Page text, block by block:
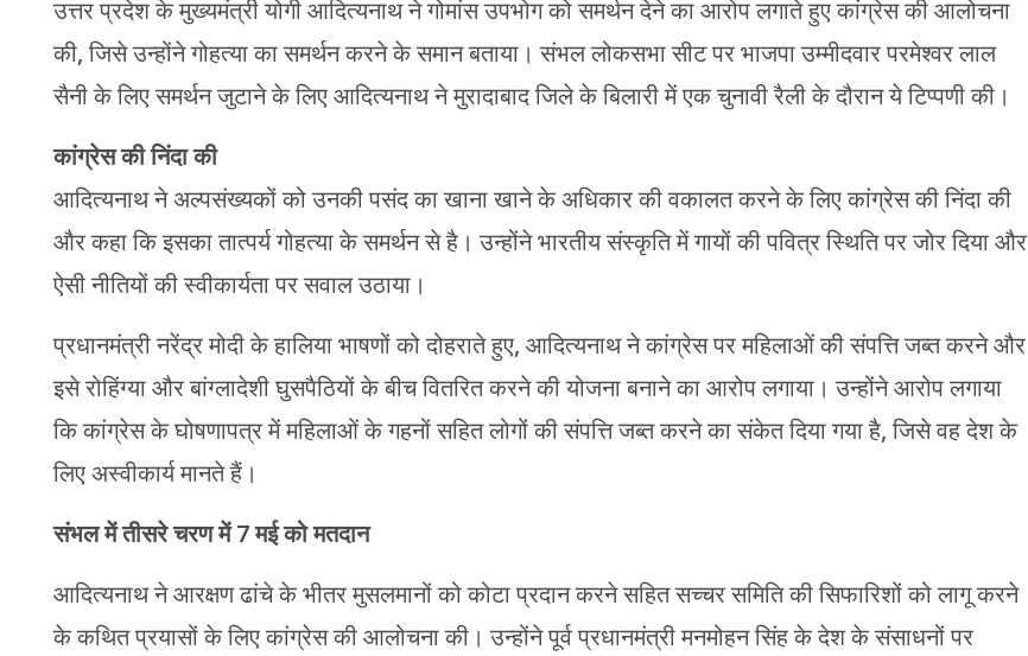
उत्तर प्रदेश के मुख्यमंत्री योगी आदित्यनाथ ने गोमांस उपभोग को समर्थन देने का आरोप लगाते हुए कांग्रेस की आलोचना
की, जिसे उन्होंने गोहत्या का समर्थन करने के समान बताया। संभल लोकसभा सीट पर भाजपा उम्मीदवार परमेश्वर लाल
सैनी के लिए समर्थन जुटाने के लिए आदित्यनाथ ने मुरादाबाद जिले के बिलारी में एक चुनावी रैली के दौरान ये टिप्पणी की।
कांग्रेस की निंदा की
आदित्यनाथ ने अल्पसंख्यकों को उनकी पसंद का खाना खाने के अधिकार की वकालत करने के लिए कांग्रेस की निंदा की
और कहा कि इसका तात्पर्य गोहत्या के समर्थन से है। उन्होंने भारतीय संस्कृति में गायों की पवित्र स्थिति पर जोर दिया और
ऐसी नीतियों की स्वीकार्यता पर सवाल उठाया।
प्रधानमंत्री नरेंद्र मोदी के हालिया भाषणों को दोहराते हुए, आदित्यनाथ ने कांग्रेस पर महिलाओं की संपत्ति जब्त करने और
इसे रोहिंग्या और बांग्लादेशी घुसपैठियों के बीच वितरित करने की योजना बनाने का आरोप लगाया। उन्होंने आरोप लगाया
कि कांग्रेस के घोषणापत्र में महिलाओं के गहनों सहित लोगों की संपत्ति जब्त करने का संकेत दिया गया है, जिसे वह देश के
लिए अस्वीकार्य मानते हैं।
संभल में तीसरे चरण में 7 मई को मतदान
आदित्यनाथ ने आरक्षण ढांचे के भीतर मुसलमानों को कोटा प्रदान करने सहित सच्चर समिति की सिफारिशों को लागू करने
के कथित प्रयासों के लिए कांग्रेस की आलोचना की। उन्होंने पूर्व प्रधानमंत्री मनमोहन सिंह के देश के संसाधनों पर